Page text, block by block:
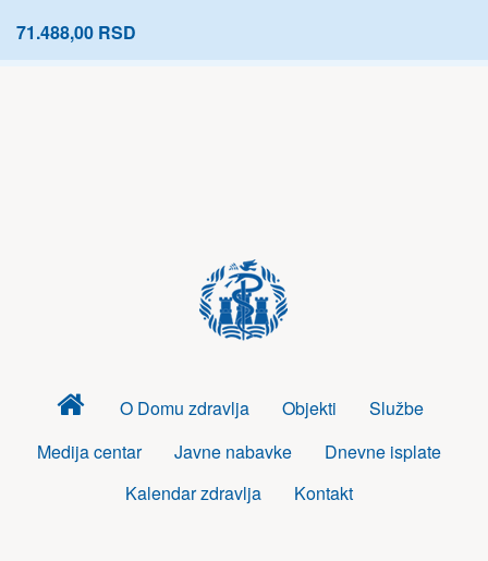
71.488,00 RSD
Dom
zdravlja
O Domu zdravlja Objekti
Službe
Medija centar
Javne nabavke
Dnevne isplate
Kalendar zdravlja
Kontakt